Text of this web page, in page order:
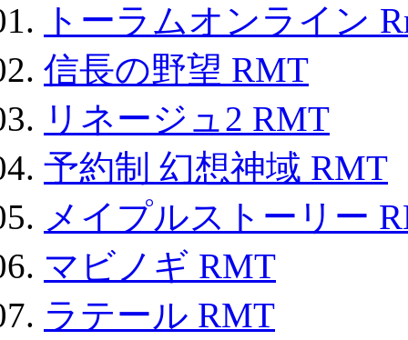
トーラムオンライン
信長の野望 RMT
リネージュ2 RMT
予約制 幻想神域 RMT
メイプルストーリー
マビノギ RMT
ラテール RMT